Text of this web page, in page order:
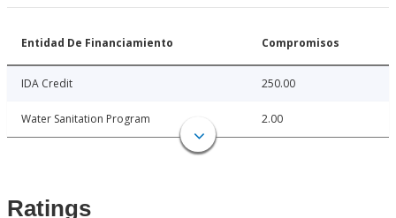
Entidad De Financiamiento Compromisos
IDA Credit 250.00
Water Sanitation Program 2.00
Ratings